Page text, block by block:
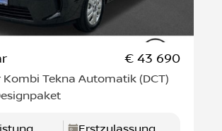
€ 43 690
Tekna Automatik (DCT)
Erstzulassung